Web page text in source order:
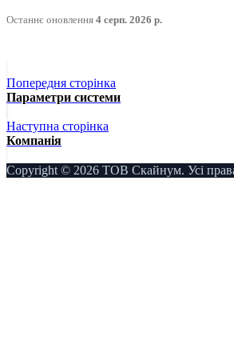
Останнє оновлення 4 серп. 2026 р.
Попередня сторінка
Параметри системи
Наступна сторінка
Компанія
Copyright © 2026 ТОВ Скайнум. Усі